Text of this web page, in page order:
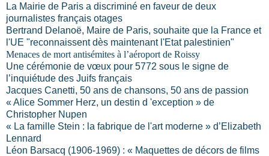
La Mairie de Paris a discriminé en faveur de deux
journalistes français otages
Bertrand Delanoë, Maire de Paris, souhaite que la France et
l'UE "reconnaissent dès maintenant l'Etat palestinien"
Menaces de mort antisémites à l’aéroport de Roissy
Une cérémonie de vœux pour 5772 sous le signe de
l’inquiétude des Juifs français
Jacques Canetti, 50 ans de chansons, 50 ans de passion
« Alice Sommer Herz, un destin d 'exception » de
Christopher Nupen
« La famille Stein : la fabrique de l'art moderne » d’Elizabeth
Lennard
Léon Barsacq (1906-1969) : « Maquettes de décors de films